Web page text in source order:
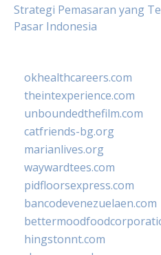
Strategi Pemasaran yang
Pasar Indonesia
okhealthcareers.com
theintexperience.com
unboundedthefilm.com
catfriends-bg.org
marianlives.org
waywardtees.com
pidfloorsexpress.com
bancodevenezuelaen.com
hingstonnt.com